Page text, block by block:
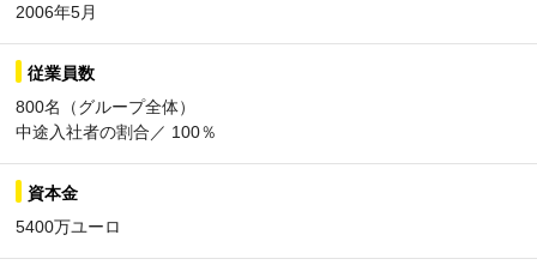
2006年5月
従業員数
800名（グループ全体）
中途入社者の割合／ 100％
資本金
5400万ユーロ